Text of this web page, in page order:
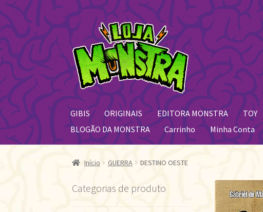
Pular
para
navegação
Pular
para
o
conteúdo
GIBIS ORIGINAIS EDITORA MONSTRA TOY
BLOGÃO DA MONSTRA
Carrinho Minha Conta
Início GUERRA DESTINO OESTE
Categorias de produto